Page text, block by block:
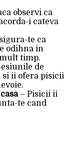
observi ca
i cateva
te ca
odihna in
timp.
de
si ii ofera pisicii
– Pisicii ii
te cand